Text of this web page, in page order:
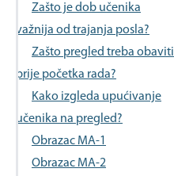
Zašto je dob učenika
važnija od trajanja posla?
Zašto pregled treba obaviti
prije početka rada?
Kako izgleda upućivanje
učenika na pregled?
Obrazac MA-1
Obrazac MA-2